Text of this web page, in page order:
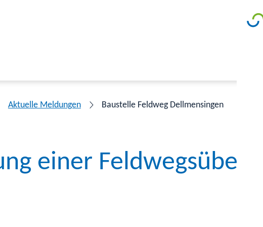
Aktuelle Meldungen Baustelle Feldweg Dellmensingen
einer